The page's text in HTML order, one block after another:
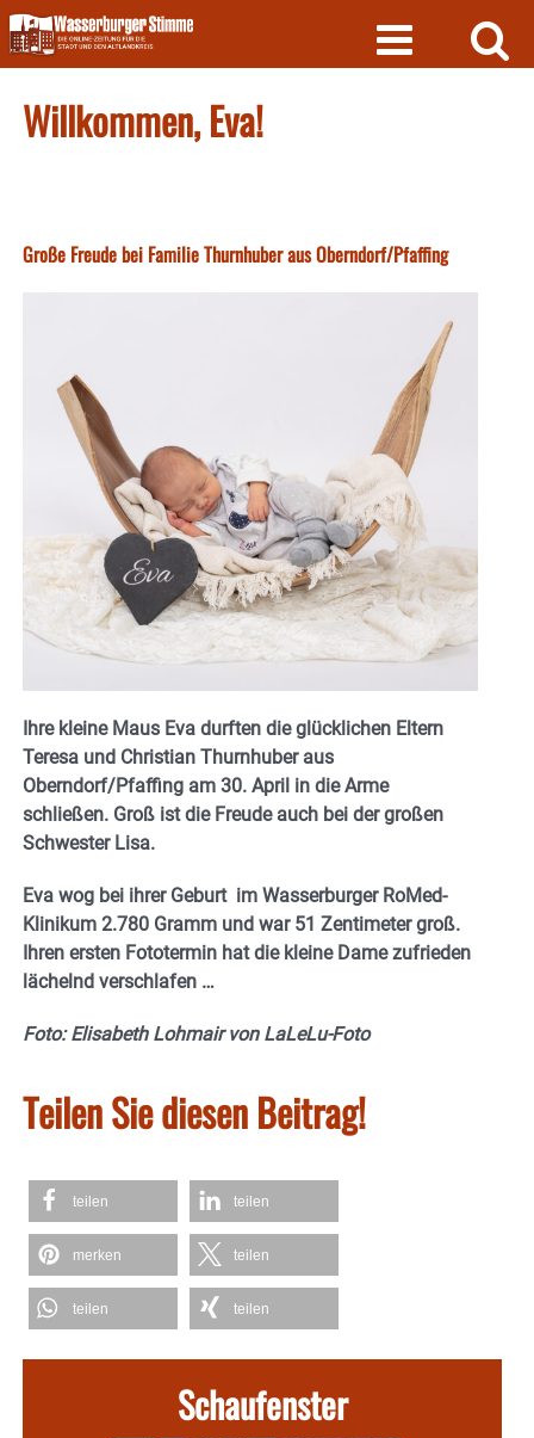
Skip
to
content
Willkommen, Eva!
Große Freude bei Familie Thurnhuber aus Oberndorf/Pfaffing
Ihre kleine Maus Eva durften die glücklichen Eltern
Teresa und Christian Thurnhuber aus
Oberndorf/Pfaffing am 30. April in die Arme
schließen. Groß ist die Freude auch bei der großen
Schwester Lisa.
Eva wog bei ihrer Geburt im Wasserburger RoMed-
Klinikum 2.780 Gramm und war 51 Zentimeter groß.
Ihren ersten Fototermin hat die kleine Dame zufrieden
lächelnd verschlafen …
Foto:Elisabeth Lohmairvon LaLeLu-Foto
Teilen Sie diesen Beitrag!
teilen teilen
merken teilen
teilen teilen
Schaufenster